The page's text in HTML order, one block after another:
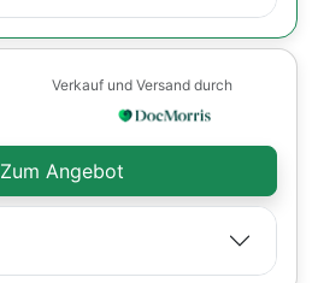
Verkauf und Versand durch
Zum Angebot